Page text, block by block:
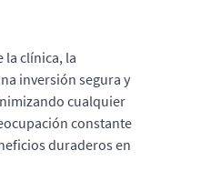
la clínica, la
inversión segura y
cualquier
constante
duraderos en